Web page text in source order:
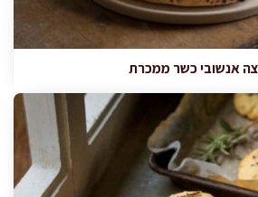
אנשובי כשר ממכרת